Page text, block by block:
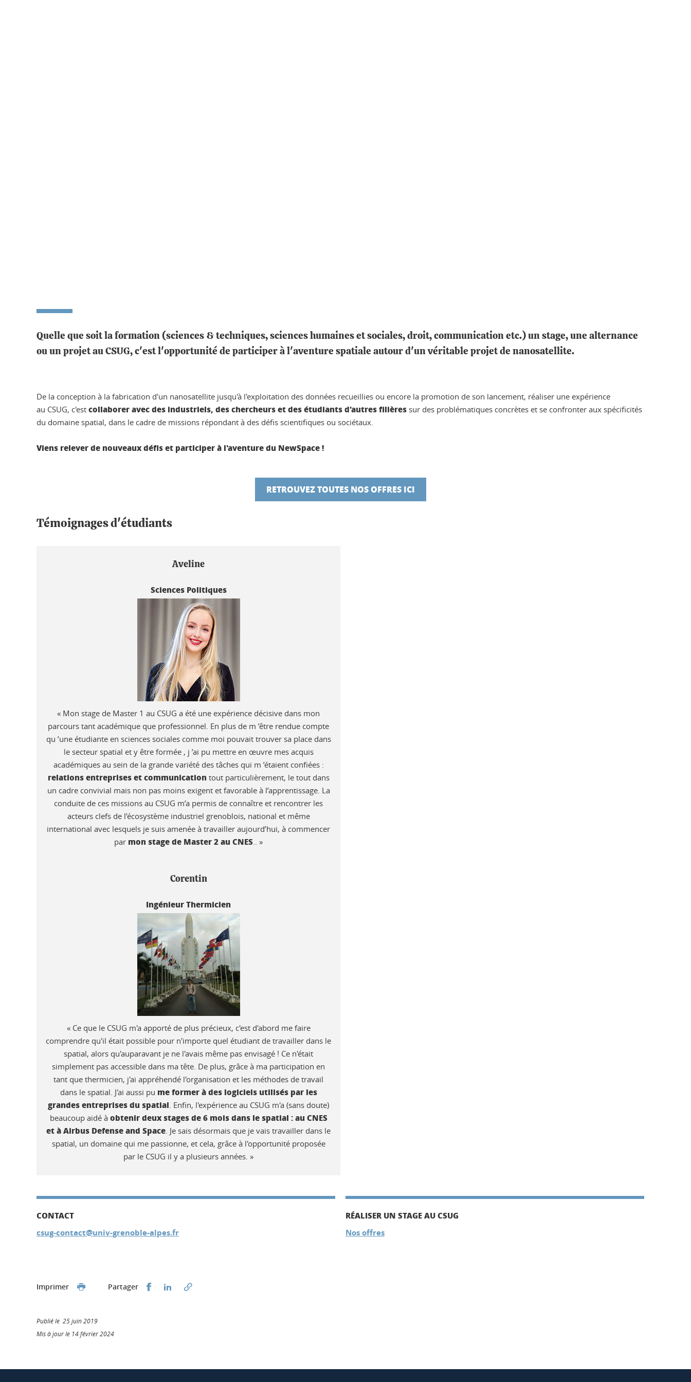
Quelle que soit la formation (sciences & techniques, sciences humaines et sociales, droit, communication etc.) un stage, une alternance
ou un projet au CSUG, c'est l'opportunité de participer à l'aventure spatiale autour d'un véritable projet de nanosatellite.
De la conception à la fabrication d'un nanosatellite jusqu'à l'exploitation des données recueillies ou encore la promotion de son lancement, réaliser une expérience
au CSUG, c'est collaborer avec des industriels, des chercheurs et des étudiants d'autres filières sur des problématiques concrètes et se confronter aux spécificités
du domaine spatial, dans le cadre de missions répondant à des défis scientifiques ou sociétaux.
Viens relever de nouveaux défis et participer à l'aventure du NewSpace !
RETROUVEZ TOUTES NOS OFFRES ICI
Témoignages d'étudiants
Aveline
Sciences Politiques
« Mon stage de Master 1 au CSUG a été une expérience décisive dans mon
parcours tant académique que professionnel. En plus de m ’être rendue compte
qu ’une étudiante en sciences sociales comme moi pouvait trouver sa place dans
le secteur spatial et y être formée , j ’ai pu mettre en œuvre mes acquis
académiques au sein de la grande variété des tâches qui m ’étaient confiées :
relations entreprises et communication tout particulièrement, le tout dans
un cadre convivial mais non pas moins exigent et favorable à l’apprentissage. La
conduite de ces missions au CSUG m’a permis de connaître et rencontrer les
acteurs clefs de l’écosystème industriel grenoblois, national et même
international avec lesquels je suis amenée à travailler aujourd’hui, à commencer
par mon stage de Master 2 au CNES .. »
Corentin
Ingénieur Thermicien
« Ce que le CSUG m'a apporté de plus précieux, c'est d'abord me faire
comprendre qu'il était possible pour n'importe quel étudiant de travailler dans le
spatial, alors qu'auparavant je ne l'avais même pas envisagé ! Ce n'était
simplement pas accessible dans ma tête. De plus, grâce à ma participation en
tant que thermicien, j'ai appréhendé l'organisation et les méthodes de travail
dans le spatial. J'ai aussi pu me former à des logiciels utilisés par les
grandes entreprises du spatial . Enfin, l'expérience au CSUG m'a (sans doute)
beaucoup aidé à obtenir deux stages de 6 mois dans le spatial : au CNES
et à Airbus Defense and Space . Je sais désormais que je vais travailler dans le
spatial, un domaine qui me passionne, et cela, grâce à l'opportunité proposée
par le CSUG il y a plusieurs années. »
CONTACT
csug-contact@univ-grenoble-alpes.fr
RÉALISER UN STAGE AU CSUG
Nos offres
Imprimer Partager Partager sur Facebook
Partager sur LinkedIn
Publié le 25 juin 2019
Mis à jour le 14 février 2024